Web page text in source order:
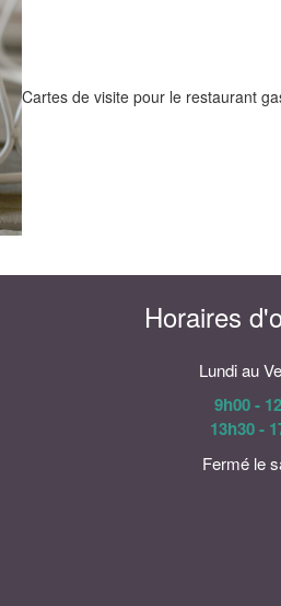
Cartes de visite pour le restaurant
Horaires
Lundi au
9h00 -
13h30 -
Fermé le